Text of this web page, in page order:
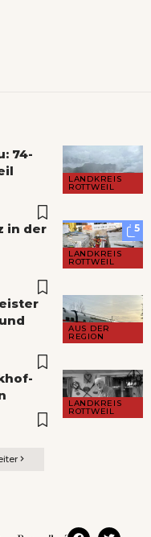
LANDKREIS
ROTTWEIL
74-
5
LANDKREIS
ROTTWEIL
in der
AUS DER
REGION
LANDKREIS
ROTTWEIL